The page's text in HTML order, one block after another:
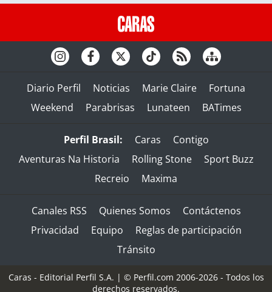
Diario Perfil Noticias Marie Claire
Fortuna
Weekend
Parabrisas Lunateen BATimes
Perfil Brasil: Caras
Contigo
Aventuras Na Historia
Rolling Stone
Sport Buzz
Recreio
Maxima
Canales RSS Quienes Somos
Contáctenos
Privacidad
Equipo
Reglas de participación
Tránsito
Caras - Editorial Perfil S.A. | © Perfil.com 2006-2026 - Todos los
derechos reservados.